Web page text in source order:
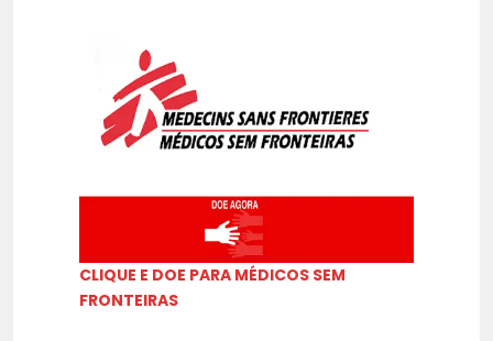
CLIQUE E DOE PARA MÉDICOS SEM
FRONTEIRAS